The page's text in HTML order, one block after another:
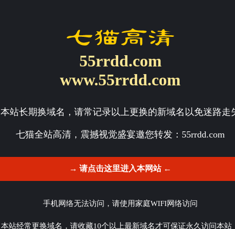
55rrdd.com
www.55rrdd.com
本站长期换域名，请常记录以上更换的新域名以免迷路走
七猫全站高清，震撼视觉盛宴邀您转发： 55rrdd.com
→ 请点击这里进入本网站 ←
手机网络无法访问，请使用家庭WIFI网络访问
本站经常更换域名，请收藏10个以上最新域名才可保证永久访问本站